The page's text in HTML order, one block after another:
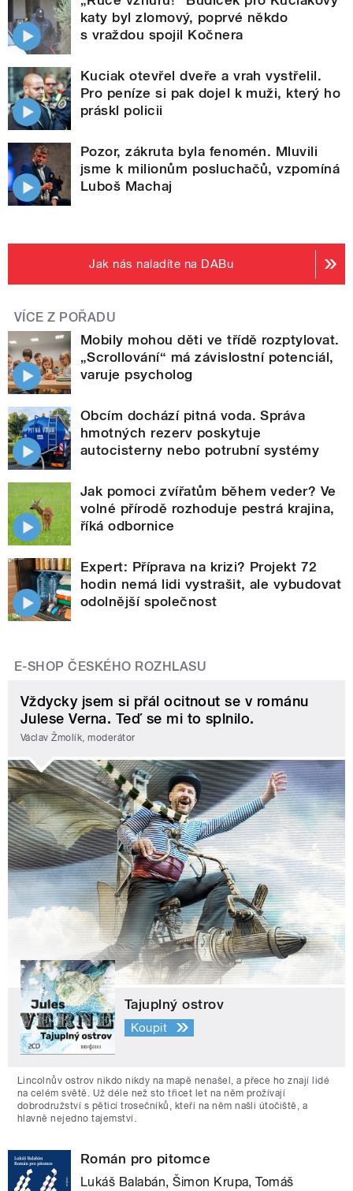
katy byl zlomový, poprvé někdo
s vraždou spojil Kočnera
Kuciak otevřel dveře a vrah vystřelil.
Pro peníze si pak dojel k muži, který ho
práskl policii
Pozor, zákruta byla fenomén. Mluvili
jsme k milionům posluchačů, vzpomíná
Luboš Machaj
Jak nás naladíte na DABu
VÍCE Z POŘADU
Mobily mohou děti ve třídě rozptylovat.
„Scrollování“ má závislostní potenciál,
varuje psycholog
Obcím dochází pitná voda. Správa
hmotných rezerv poskytuje
autocisterny nebo potrubní systémy
Jak pomoci zvířatům během veder? Ve
volné přírodě rozhoduje pestrá krajina,
říká odbornice
Expert: Příprava na krizi? Projekt 72
hodin nemá lidi vystrašit, ale vybudovat
odolnější společnost
E-SHOP ČESKÉHO ROZHLASU
Vždycky jsem si přál ocitnout se v románu
Julese Verna. Teď se mi to splnilo.
Václav Žmolík, moderátor
Tajuplný ostrov
Koupit
Lincolnův ostrov nikdo nikdy na mapě nenašel, a přece ho znají lidé
na celém světě. Už déle než sto třicet let na něm prožívají
dobrodružství s pěticí trosečníků, kteří na něm našli útočiště, a
hlavně nejedno tajemství.
Román pro pitomce
Lukáš Balabán, Šimon Krupa, Tomáš